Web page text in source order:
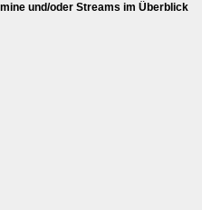
und/oder Streams im Überblick